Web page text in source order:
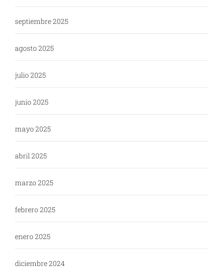
septiembre 2025
agosto 2025
julio 2025
junio 2025
mayo 2025
abril 2025
marzo 2025
febrero 2025
enero 2025
diciembre 2024